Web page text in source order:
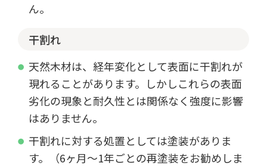
ん。
干割れ
天然木材は、経年変化として表面に干割れが
現れることがあります。しかしこれらの表面
劣化の現象と耐久性とは関係なく強度に影響
はありません。
干割れに対する処置としては塗装がありま
す。（6ヶ月～1年ごとの再塗装をお勧めしま